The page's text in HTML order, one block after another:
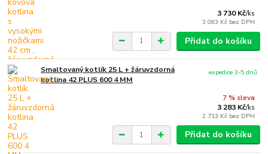
3 730 Kč/ks
3 083 Kč bez DPH
Přidat do košíku
Smaltovaný kotlík 25 L + žáruvzdorná
kotlina 42 PLUS 600 4 MM
7 % sleva
3 283 Kč/ks
2 713 Kč bez DPH
expedice 3-5 dnů
Přidat do košíku